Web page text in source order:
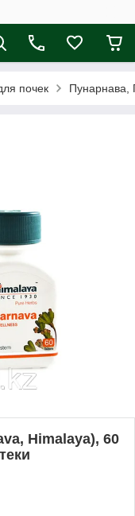
почек Пунарнава,
Himalaya), 60